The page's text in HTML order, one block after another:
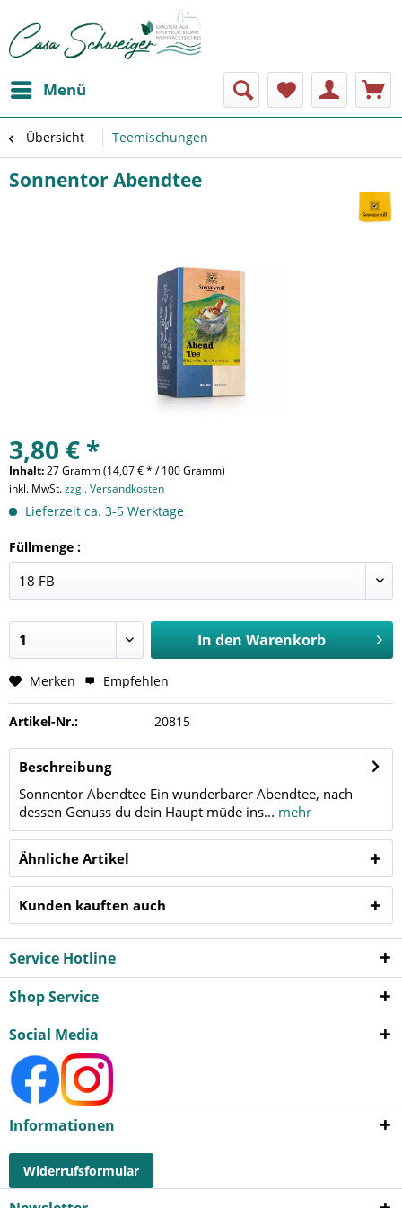
Menü
Übersicht Teemischungen
Sonnentor Abendtee
3,80 € *
Inhalt:27 Gramm (14,07 € * / 100 Gramm)
inkl. MwSt.zzgl. Versandkosten
Lieferzeit ca. 3-5 Werktage
Füllmenge :
In den Warenkorb
Merken Empfehlen
Artikel-Nr.: 20815
Beschreibung
Sonnentor Abendtee Ein wunderbarer Abendtee, nach
dessen Genuss du dein Haupt müde ins... mehr
Ähnliche Artikel
Kunden kauften auch
Service Hotline
Shop Service
Social Media
Informationen
Widerrufsformular